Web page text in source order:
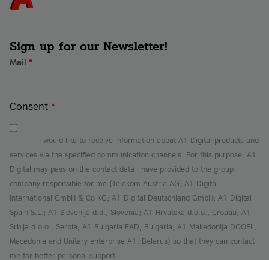
Sign up for our Newsletter!
Mail *
Consent *
I would like to receive information about A1 Digital products and
services via the specified communication channels. For this purpose, A1
Digital may pass on the contact data I have provided to the group
company responsible for me (Telekom Austria AG; A1 Digital
International GmbH & Co KG; A1 Digital Deutschland GmbH; A1 Digital
Spain S.L.; A1 Slovenija d.d., Slovenia; A1 Hrvatska d.o.o., Croatia; A1
Srbija d.o.o., Serbia; A1 Bulgaria EAD, Bulgaria; A1 Makedonija DOOEL,
Macedonia and Unitary enterprise A1, Belarus) so that they can contact
me for better personal support.